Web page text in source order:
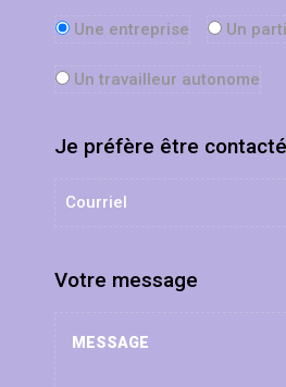
Une entreprise Un
Un travailleur autonome
Je préfère être
Votre message